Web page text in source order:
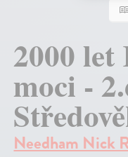
2000
moci -
Needham Nick